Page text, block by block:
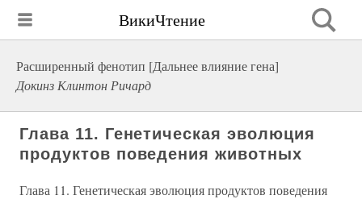
ВикиЧтение
Расширенный фенотип [Дальнее влияние гена]
Докинз Клинтон Ричард
Глава 11. Генетическая эволюция
продуктов поведения животных
Глава 11. Генетическая эволюция продуктов поведения